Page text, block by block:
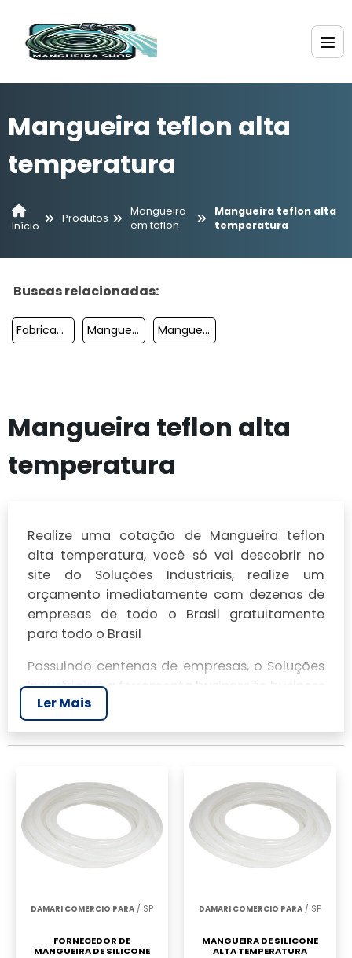
Mangueira teflon alta
temperatura
Início
Produtos
Mangueira
em teflon
Mangueira teflon alta
temperatura
Buscas relacionadas:
Fabricante De Mangueira Mangueira De Nylon Mangueira Em Teflon
Mangueira teflon alta
temperatura
Realize uma cotação de Mangueira teflon
alta temperatura, você só vai descobrir no
site do Soluções Industriais, realize um
orçamento imediatamente com dezenas de
empresas de todo o Brasil gratuitamente
para todo o Brasil
Possuindo centenas de empresas, o Soluções
Industriais é a ferramenta business to business
mais completo da área industrial. Para
realizar um orçamento de Mangueira teflon
alta temperatura, clique em um ou mais dos
Ler Mais
DAMARI COMERCIO PARA / SP
FORNECEDOR DE
MANGUEIRA DE SILICONE
DAMARI COMERCIO PARA / SP
MANGUEIRA DE SILICONE
ALTA TEMPERATURA